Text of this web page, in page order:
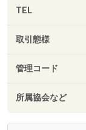
TEL
取引態様
管理コード
所属協会など